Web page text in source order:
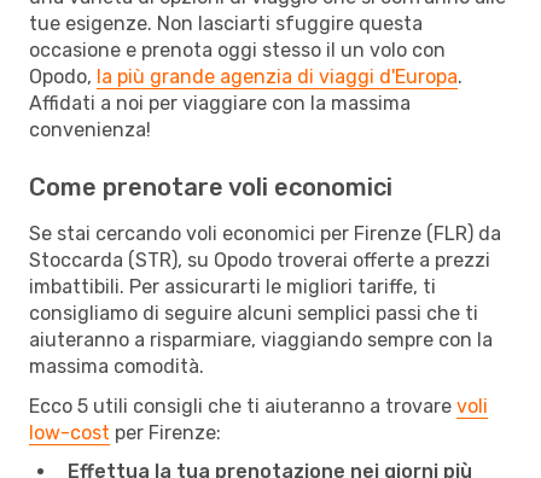
tue esigenze. Non lasciarti sfuggire questa
occasione e prenota oggi stesso il un volo con
Opodo, la più grande agenzia di viaggi d'Europa.
Affidati a noi per viaggiare con la massima
convenienza!
Come prenotare voli economici
Se stai cercando voli economici per Firenze (FLR) da
Stoccarda (STR), su Opodo troverai offerte a prezzi
imbattibili. Per assicurarti le migliori tariffe, ti
consigliamo di seguire alcuni semplici passi che ti
aiuteranno a risparmiare, viaggiando sempre con la
massima comodità.
Ecco 5 utili consigli che ti aiuteranno a trovare voli
low-cost per Firenze:
Effettua la tua prenotazione nei giorni più